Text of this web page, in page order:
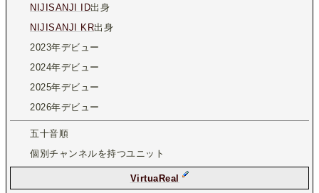
NIJISANJI ID出身
NIJISANJI KR出身
2023年デビュー
2024年デビュー
2025年デビュー
2026年デビュー
五十音順
個別チャンネルを持つユニット
VirtuaReal